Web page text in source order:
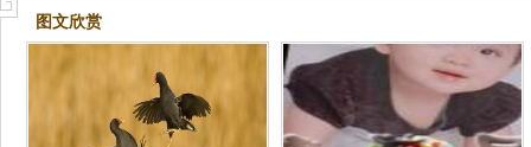
图文欣赏